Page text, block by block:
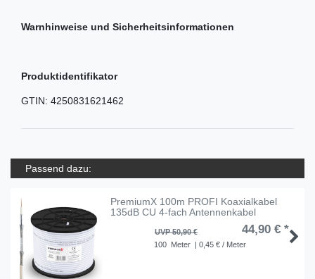
Warnhinweise und Sicherheitsinformationen
Produktidentifikator
GTIN: 4250831621462
Passend dazu:
PremiumX 100m PROFI Koaxialkabel
135dB CU 4-fach Antennenkabel
UVP 50,90 € 44,90 € *
100 Meter | 0,45 € / Meter